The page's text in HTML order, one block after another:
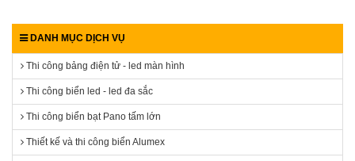
DANH MỤC DỊCH VỤ
Thi công bảng điện tử - led màn hình
Thi công biển led - led đa sắc
Thi công biển bạt Pano tấm lớn
Thiết kế và thi công biển Alumex